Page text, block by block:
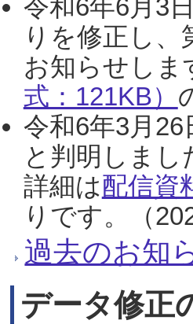
令和6年6月3
りを修正し
お知らせしま
式：121KB）
令和6年3月
と判明しま
詳細は配信資
りです。（
過去のお知
データ修正